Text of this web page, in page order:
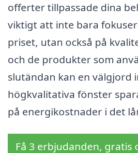
offerter tillpassade dina
viktigt att inte bara
priset, utan också på
och de produkter som
slutändan kan en välgjord
högkvalitativa fönster
på energikostnader i det
Få 3 erbjudanden, gratis